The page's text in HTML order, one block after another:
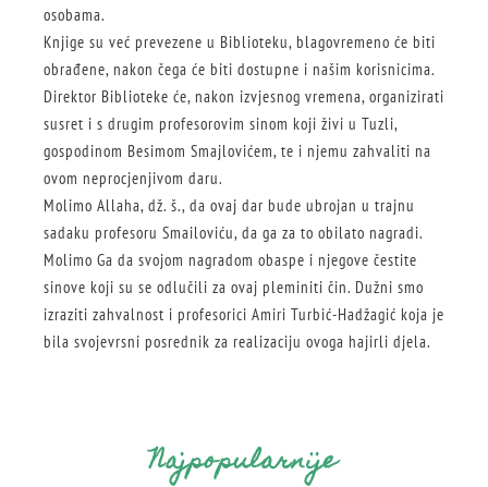
osobama.
Knjige su već prevezene u Biblioteku, blagovremeno će biti
obrađene, nakon čega će biti dostupne i našim korisnicima.
Direktor Biblioteke će, nakon izvjesnog vremena, organizirati
susret i s drugim profesorovim sinom koji živi u Tuzli,
gospodinom Besimom Smajlovićem, te i njemu zahvaliti na
ovom neprocjenjivom daru.
Molimo Allaha, dž. š., da ovaj dar bude ubrojan u trajnu
sadaku profesoru Smailoviću, da ga za to obilato nagradi.
Molimo Ga da svojom nagradom obaspe i njegove čestite
sinove koji su se odlučili za ovaj pleminiti čin. Dužni smo
izraziti zahvalnost i profesorici Amiri Turbić-Hadžagić koja je
bila svojevrsni posrednik za realizaciju ovoga hajirli djela.
Najpopularnije